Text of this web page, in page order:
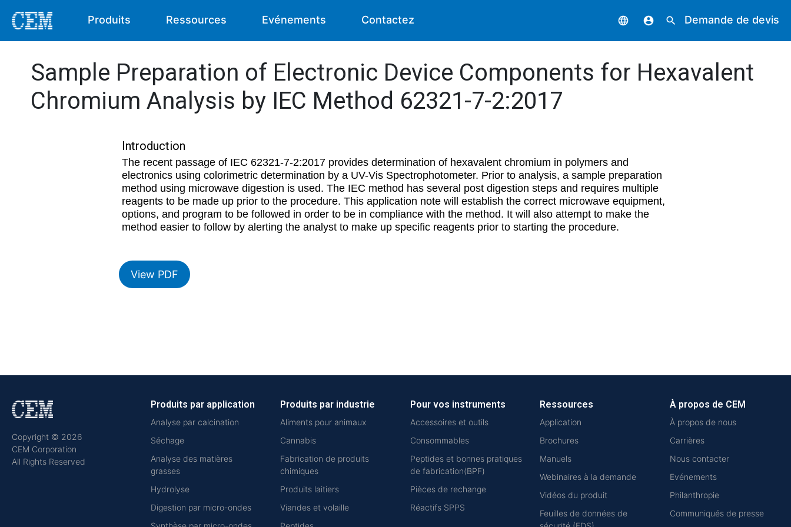
Produits Ressources Evénements Contactez language account_circle search Demande de devis
Sample Preparation of Electronic Device Components for Hexavalent
Chromium Analysis by IEC Method 62321-7-2:2017
Introduction
The recent passage of IEC 62321-7-2:2017 provides determination of hexavalent chromium in polymers and
electronics using colorimetric determination by a UV-Vis Spectrophotometer. Prior to analysis, a sample preparation
method using microwave digestion is used. The IEC method has several post digestion steps and requires multiple
reagents to be made up prior to the procedure. This application note will establish the correct microwave equipment,
options, and program to be followed in order to be in compliance with the method. It will also attempt to make the
method easier to follow by alerting the analyst to make up specific reagents prior to starting the procedure.
View PDF
Copyright © 2026
CEM Corporation
All Rights Reserved
Produits par application
Analyse par calcination
Séchage
Analyse des matières
grasses
Hydrolyse
Digestion par micro-ondes
Produits par industrie
Aliments pour animaux
Cannabis
Fabrication de produits
chimiques
Produits laitiers
Viandes et volaille
Pour vos instruments
Accessoires et outils
Consommables
Peptides et bonnes pratiques
de fabrication(BPF)
Pièces de rechange
Réactifs SPPS
Ressources
Application
Brochures
Manuels
Webinaires à la demande
Vidéos du produit
Feuilles de données de
À propos de CEM
À propos de nous
Carrières
Nous contacter
Evénements
Philanthropie
Communiqués de presse